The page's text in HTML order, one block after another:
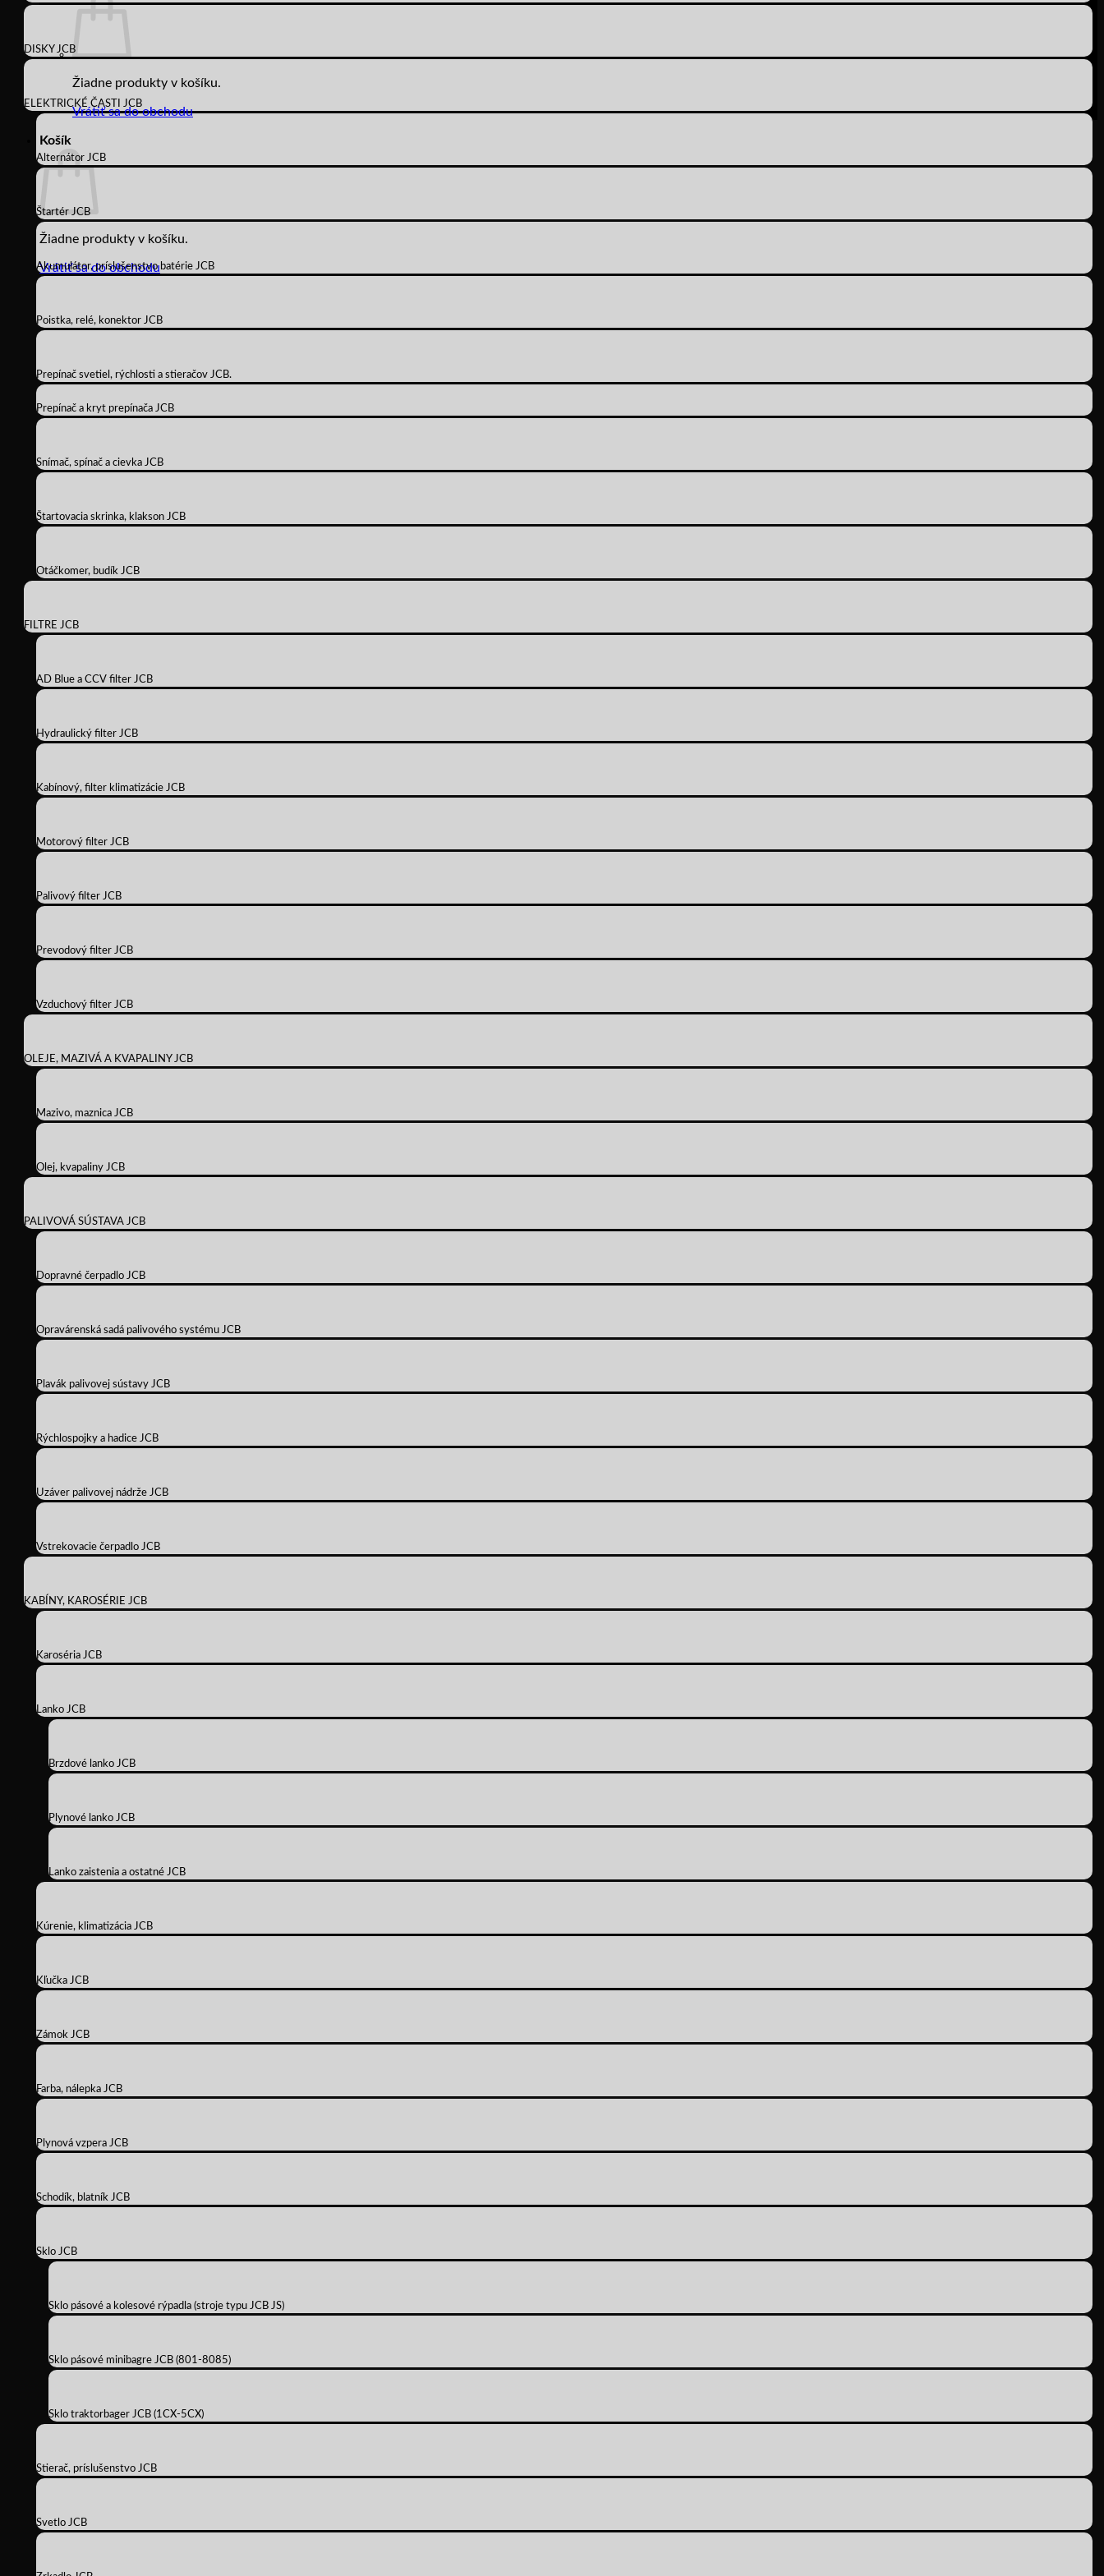
Žiadne produkty v košíku.
Vrátiť sa do obchodu
Košík
Žiadne produkty v košíku.
Vrátiť sa do obchodu
DISKY JCB
ELEKTRICKÉ ČASTI JCB
Alternátor JCB
Štartér JCB
Akumulátor, príslušenstvo batérie JCB
Poistka, relé, konektor JCB
Prepínač svetiel, rýchlosti a stieračov JCB.
Prepínač a kryt prepínača JCB
Snímač, spínač a cievka JCB
Štartovacia skrinka, klakson JCB
Otáčkomer, budík JCB
FILTRE JCB
AD Blue a CCV filter JCB
Hydraulický filter JCB
Kabínový, filter klimatizácie JCB
Motorový filter JCB
Palivový filter JCB
Prevodový filter JCB
Vzduchový filter JCB
OLEJE, MAZIVÁ A KVAPALINY JCB
Mazivo, maznica JCB
Olej, kvapaliny JCB
PALIVOVÁ SÚSTAVA JCB
Dopravné čerpadlo JCB
Opravárenská sadá palivového systému JCB
Plavák palivovej sústavy JCB
Rýchlospojky a hadice JCB
Uzáver palivovej nádrže JCB
Vstrekovacie čerpadlo JCB
KABÍNY, KAROSÉRIE JCB
Karoséria JCB
Lanko JCB
Brzdové lanko JCB
Plynové lanko JCB
Lanko zaistenia a ostatné JCB
Kúrenie, klimatizácia JCB
Kľučka JCB
Zámok JCB
Farba, nálepka JCB
Plynová vzpera JCB
Schodík, blatník JCB
Sklo JCB
Sklo pásové a kolesové rýpadla (stroje typu JCB JS)
Sklo pásové minibagre JCB (801-8085)
Sklo traktorbager JCB (1CX-5CX)
Stierač, príslušenstvo JCB
Svetlo JCB